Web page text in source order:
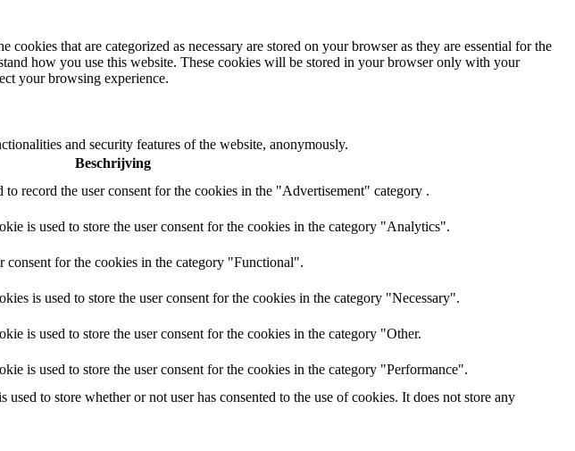
that are categorized as necessary are stored on your browser as they are essential for the
how you use this website. These cookies will be stored in your browser only with your
your browsing experience.
and security features of the website, anonymously.
Beschrijving
record the user consent for the cookies in the "Advertisement" category .
is used to store the user consent for the cookies in the category "Analytics".
for the cookies in the category "Functional".
is used to store the user consent for the cookies in the category "Necessary".
is used to store the user consent for the cookies in the category "Other.
is used to store the user consent for the cookies in the category "Performance".
to store whether or not user has consented to the use of cookies. It does not store any